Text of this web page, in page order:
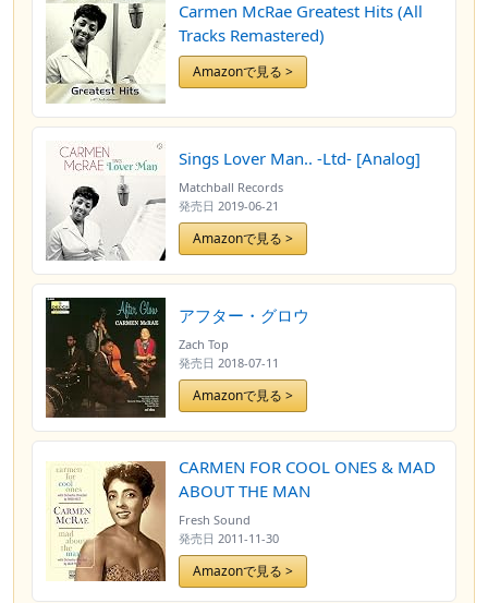
Carmen McRae Greatest Hits (All
Tracks Remastered)
Amazonで見る >
Sings Lover Man.. -Ltd- [Analog]
Matchball Records
発売日 2019-06-21
Amazonで見る >
アフター・グロウ
Zach Top
発売日 2018-07-11
Amazonで見る >
CARMEN FOR COOL ONES & MAD
ABOUT THE MAN
Fresh Sound
発売日 2011-11-30
Amazonで見る >